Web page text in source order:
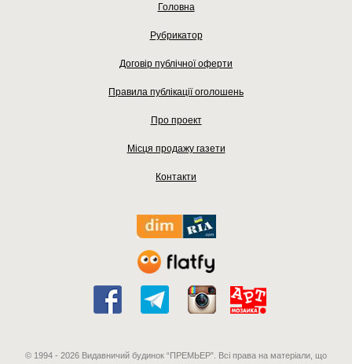
Головна
Рубрикатор
Договір публічної оферти
Правила публікації оголошень
Про проект
Місця продажу газети
Контакти
© 1994 - 2026 Видавничий будинок “ПРЕМЬЕР”. Всі права на матеріали, що